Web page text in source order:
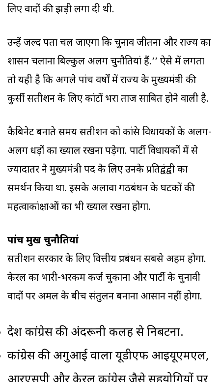
लिए वादों की झड़ी लगा दी थी.
उन्हें जल्द पता चल जाएगा कि चुनाव जीतना और राज्य का
शासन चलाना बिल्कुल अलग चुनौतियां हैं.’’ ऐसे में लगता
तो यही है कि अगले पांच वर्षों में राज्य के मुख्यमंत्री की
कुर्सी सतीशन के लिए कांटों भरा ताज साबित होने वाली है.
कैबिनेट बनाते समय सतीशन को कांग्रेस विधायकों के अलग-
अलग धड़ों का ख्याल रखना पड़ेगा. पार्टी विधायकों में से
ज्यादातर ने मुख्यमंत्री पद के लिए उनके प्रतिद्वंद्वी का
समर्थन किया था. इसके अलावा गठबंधन के घटकों की
महत्वाकांक्षाओं का भी ख्याल रखना होगा.
पांच प्रमुख चुनौतियां
सतीशन सरकार के लिए वित्तीय प्रबंधन सबसे अहम होगा.
केरल का भारी-भरकम कर्ज चुकाना और पार्टी के चुनावी
वादों पर अमल के बीच संतुलन बनाना आसान नहीं होगा.
प्रदेश कांग्रेस की अंदरूनी कलह से निबटना.
कांग्रेस की अगुआई वाला यूडीएफ आइयूएमएल,